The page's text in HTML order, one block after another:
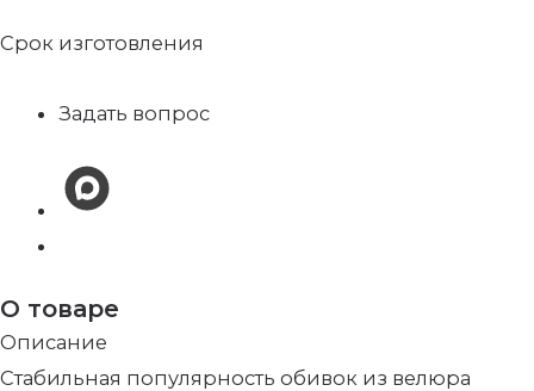
Срок изготовления
Задать вопрос
О товаре
Описание
Стабильная популярность обивок из велюра